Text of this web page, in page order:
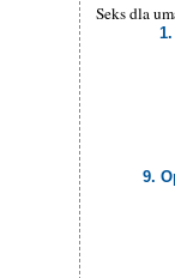
Seks dla
9.